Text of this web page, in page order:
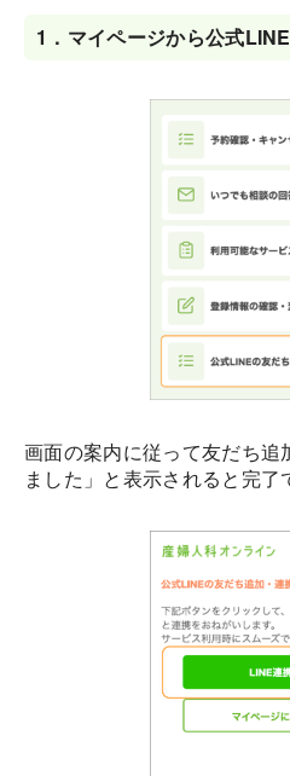
1． マイページから公式
画面の案内に従って友だち追
ました」と表示されると完了